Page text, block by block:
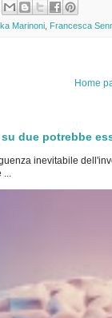
Marinoni Francesca
Home
due potrebbe
inevitabile
...